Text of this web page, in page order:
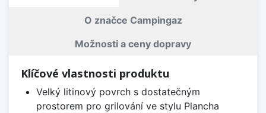
O značce Campingaz
Možnosti a ceny dopravy
Klíčové vlastnosti produktu
Velký litinový povrch s dostatečným
prostorem pro grilování ve stylu Plancha